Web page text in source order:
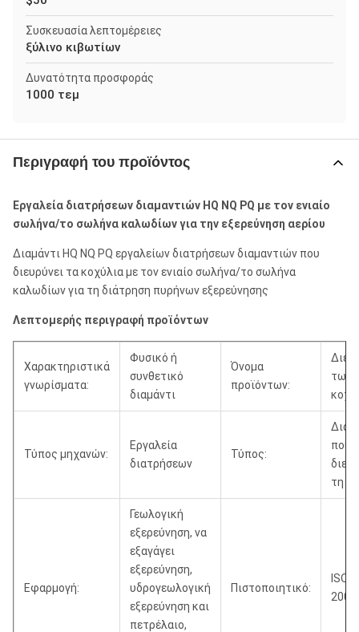
Συσκευασία λεπτομέρειες
ξύλινο κιβωτίων
Δυνατότητα προσφοράς
1000 τεμ
Περιγραφή του προϊόντος
Εργαλεία διατρήσεων διαμαντιών HQ NQ PQ με τον ενιαίο
σωλήνα/το σωλήνα καλωδίων για την εξερεύνηση αερίου
Διαμάντι HQ NQ PQ εργαλείων διατρήσεων διαμαντιών που
διευρύνει τα κοχύλια με τον ενιαίο σωλήνα/το σωλήνα
καλωδίων για τη διάτρηση πυρήνων εξερεύνησης
Λεπτομερής περιγραφή προϊόντων
Χαρακτηριστικά
γνωρίσματα:
Φυσικό ή
συνθετικό
διαμάντι
Όνομα
προϊόντων:
των
Τύπος μηχανών:
Εργαλεία
διατρήσεων
Τύπος:
που
τη
Εφαρμογή:
Γεωλογική
εξερεύνηση, να
εξαγάγει
εξερεύνηση,
υδρογεωλογική
εξερεύνηση και
πετρέλαιο,
Πιστοποιητικό:
2000